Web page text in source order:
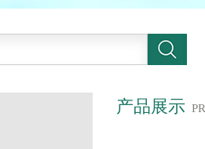
产品展示